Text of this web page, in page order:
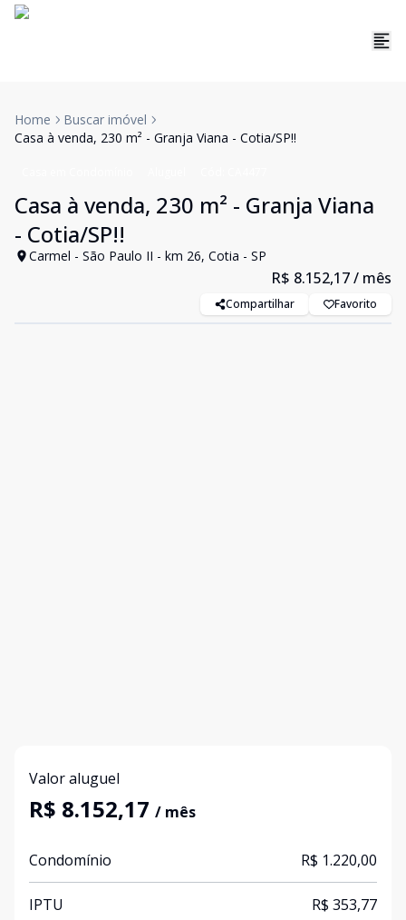
Home
Buscar imóvel
Casa à venda, 230 m² - Granja Viana - Cotia/SP!!
Casa à venda, 230 m² - Granja Viana
- Cotia/SP!!
Carmel - São Paulo II - km 26, Cotia - SP
R$ 8.152,17/ mês
Compartilhar Favorito
Valor aluguel
R$ 8.152,17 / mês
Condomínio R$ 1.220,00
IPTU R$ 353,77